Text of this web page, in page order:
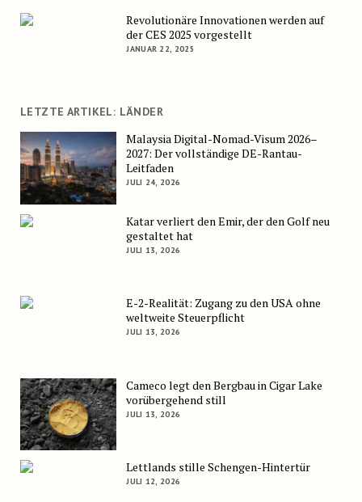
Revolutionäre Innovationen werden auf
der CES 2025 vorgestellt
JANUAR 22, 2025
LETZTE ARTIKEL: LÄNDER
Malaysia Digital-Nomad-Visum 2026–
2027: Der vollständige DE-Rantau-
Leitfaden
JULI 24, 2026
Katar verliert den Emir, der den Golf neu
gestaltet hat
JULI 13, 2026
E-2-Realität: Zugang zu den USA ohne
weltweite Steuerpflicht
JULI 13, 2026
Cameco legt den Bergbau in Cigar Lake
vorübergehend still
JULI 13, 2026
Lettlands stille Schengen-Hintertür
JULI 12, 2026